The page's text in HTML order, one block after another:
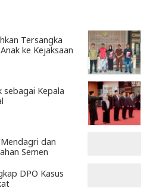
Tersangka
ke Kejaksaan
sebagai Kepala
dan
Semen
DPO Kasus